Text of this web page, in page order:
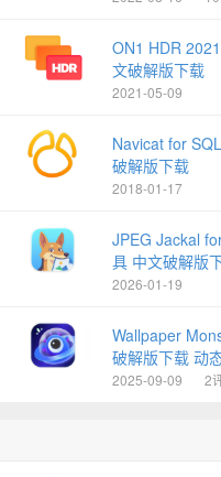
ON1 HDR
文破解版下载
2021-05-09
Navicat for
破解版下载
2018-01-17
JPEG Jackal
具 中文破解版
2026-01-19
Wallpaper
破解版下载 动
2025-09-09 2